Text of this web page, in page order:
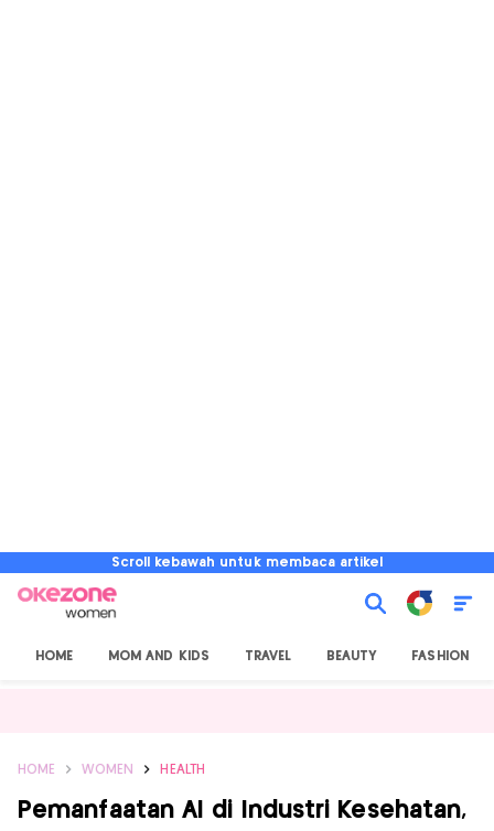
Scroll kebawah untuk membaca artikel
HOME MOM AND KIDS TRAVEL BEAUTY FASHION
HOME WOMEN HEALTH
Pemanfaatan AI di Industri Kesehatan,